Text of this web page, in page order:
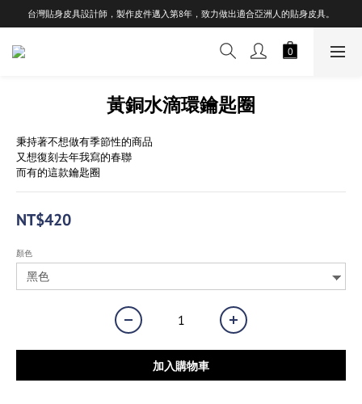
台灣貼身皮具設計師，製作皮件邁入第8年，致力做出適合亞洲人的貼身皮具。
黃銅水滴環鑰匙圈
秉持著不想做有季節性的商品
又想復刻去年我寫的春聯
而有的這款鑰匙圈
NT$420
顏色
加入購物車